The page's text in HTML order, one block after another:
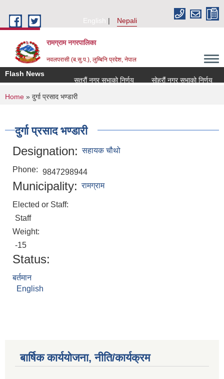
English
Nepali
रामग्राम नगरपालिका
नवलपरासी (ब.सु.प.), लुम्बिनि प्रदेश, नेपाल
Flash News
सत्रौं नगर सभाको निर्णय
सोह्रौं नगर सभाको निर्णय
You are here
Home » दुर्गा प्रसाद भण्डारी
दुर्गा प्रसाद भण्डारी
Designation: सहायक चौथो
Phone: 9847298944
Municipality: रामग्राम
Elected or Staff:
Staff
Weight:
-15
Status:
बर्तमान
English
बार्षिक कार्ययोजना, नीति/कार्यक्रम